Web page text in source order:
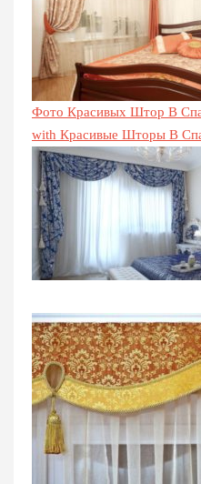
Фото Красивых Штор В
with Красивые Шторы В